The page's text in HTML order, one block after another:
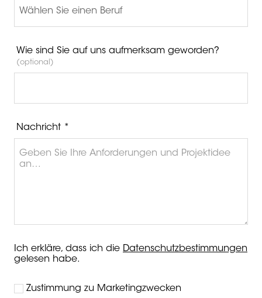
Wie sind Sie auf uns aufmerksam geworden?
(optional)
Nachricht *
Ich erkläre, dass ich die Datenschutzbestimmungen
gelesen habe.
Zustimmung zu Marketingzwecken